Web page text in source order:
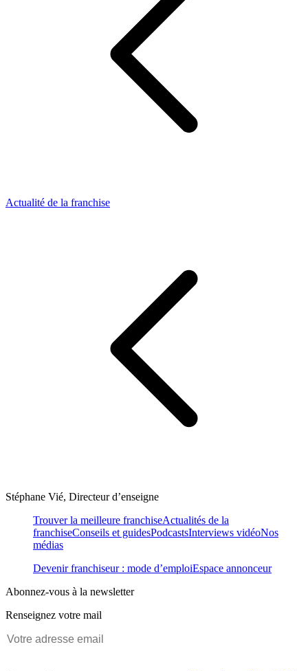
Actualité de la franchise
Stéphane Vié, Directeur d’enseigne
Trouver la meilleure franchiseActualités de la
franchiseConseils et guidesPodcastsInterviews vidéoNos
médias
Devenir franchiseur : mode d’emploiEspace annonceur
Abonnez-vous à la newsletter
Renseignez votre mail